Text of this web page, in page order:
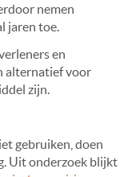
nemen
jaren toe.
en
alternatief voor
zijn.
gebruiken, doen
Uit onderzoek blijkt